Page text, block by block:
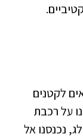
לקטנים
על רכבת
נכנסנו אל